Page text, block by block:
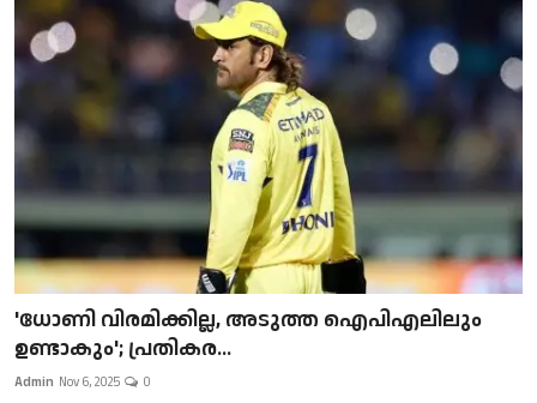
'ധോണി വിരമിക്കില്ല, അടുത്ത ഐപിഎലിലും
ഉണ്ടാകും'; പ്രതികര...
Admin Nov 6, 2025 0